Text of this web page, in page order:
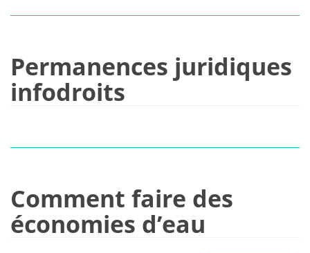
Permanences juridiques
infodroits
Comment faire des
économies d’eau